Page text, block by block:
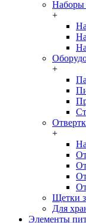
Наборы
+
+
+
Щетки
Для
Элементы